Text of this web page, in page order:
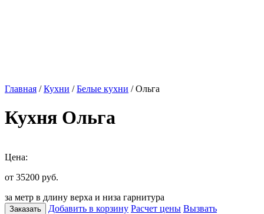
Главная /Кухни /Белые кухни / Ольга
Кухня Ольга
Цена:
от 35200 руб.
за метр в длину верха и низа гарнитура
Заказать Добавить в корзину Расчет цены Вызвать